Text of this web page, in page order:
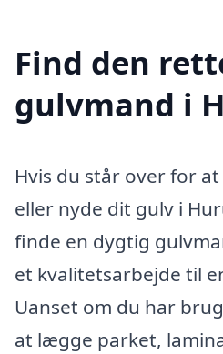
Find den
gulvmand i
Hvis du står over for
eller nyde dit gulv i
finde en dygtig
et kvalitetsarbejde til
Uanset om du har
at lægge parket,